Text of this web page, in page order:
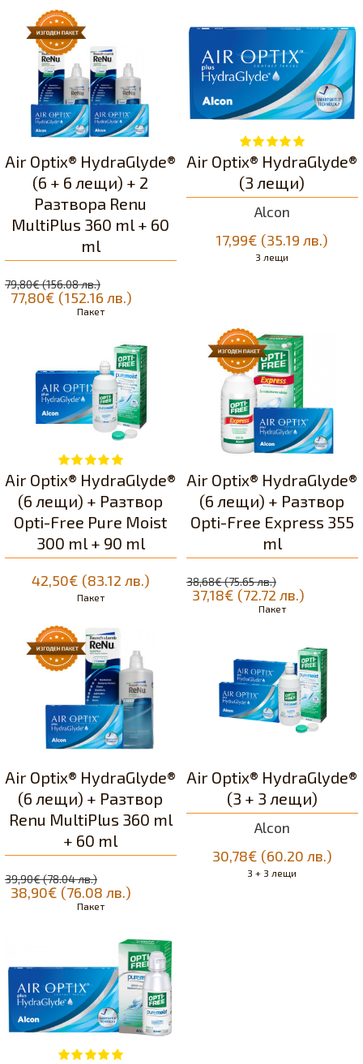
Air Optix® HydraGlyde®
(6 + 6 лещи) + 2
Разтвора Renu
MultiPlus 360 ml + 60
ml
77,80€ (152.16 лв.)
79,80€ (156.08 лв.)
Пакет
Alcon
Air Optix® HydraGlyde®
(3 лещи)
17,99€ (35.19 лв.)
3 лещи
Air Optix® HydraGlyde®
(6 лещи) + Разтвор
Opti-Free Pure Moist
300 ml + 90 ml
42,50€ (83.12 лв.)
Пакет
Air Optix® HydraGlyde®
(6 лещи) + Разтвор
Opti-Free Express 355
ml
37,18€ (72.72 лв.)
38,68€ (75.65 лв.)
Пакет
Air Optix® HydraGlyde®
(6 лещи) + Разтвор
Renu MultiPlus 360 ml
+ 60 ml
38,90€ (76.08 лв.)
39,90€ (78.04 лв.)
Пакет
Alcon
Air Optix® HydraGlyde®
(3 + 3 лещи)
30,78€ (60.20 лв.)
3 + 3 лещи